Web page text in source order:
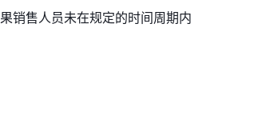
销售人员未在规定的时间周期内